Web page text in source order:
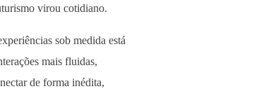
virou cotidiano.
sob medida está
mais fluidas,
de forma inédita,